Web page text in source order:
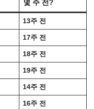
몇 주 전?
13주 전
17주 전
18주 전
19주 전
14주 전
16주 전